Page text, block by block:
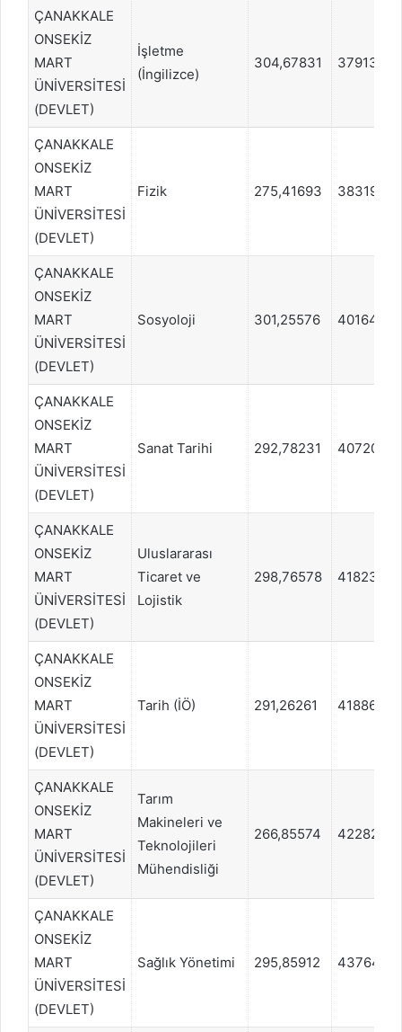
ÇANAKKALE
ONSEKİZ
MART
ÜNİVERSİTESİ
(DEVLET)
İşletme
(İngilizce)
304,67831 379134
ÇANAKKALE
ONSEKİZ
MART
ÜNİVERSİTESİ
(DEVLET)
Fizik 275,41693 383190
ÇANAKKALE
ONSEKİZ
MART
ÜNİVERSİTESİ
(DEVLET)
Sosyoloji 301,25576 401648
ÇANAKKALE
ONSEKİZ
MART
ÜNİVERSİTESİ
(DEVLET)
Sanat Tarihi 292,78231 407204
ÇANAKKALE
ONSEKİZ
MART
ÜNİVERSİTESİ
(DEVLET)
Uluslararası
Ticaret ve
Lojistik
298,76578 418233
ÇANAKKALE
ONSEKİZ
MART
ÜNİVERSİTESİ
(DEVLET)
Tarih (İÖ) 291,26261 418865
ÇANAKKALE
ONSEKİZ
MART
ÜNİVERSİTESİ
(DEVLET)
Tarım
Makineleri ve
Teknolojileri
Mühendisliği
266,85574 422827
ÇANAKKALE
ONSEKİZ
MART
ÜNİVERSİTESİ
(DEVLET)
Sağlık Yönetimi 295,85912 437645